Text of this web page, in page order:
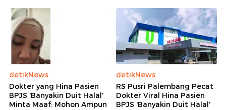
detikNews
Dokter yang Hina Pasien
BPJS 'Banyakin Duit Halal'
Minta Maaf: Mohon Ampun
detikNews
RS Pusri Palembang Pecat
Dokter Viral Hina Pasien
BPJS 'Banyakin Duit Halal'